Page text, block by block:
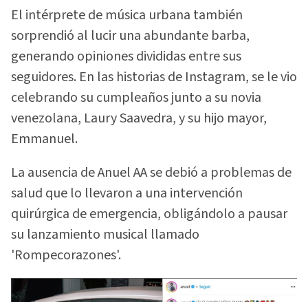
El intérprete de música urbana también
sorprendió al lucir una abundante barba,
generando opiniones divididas entre sus
seguidores. En las historias de Instagram, se le vio
celebrando su cumpleaños junto a su novia
venezolana, Laury Saavedra, y su hijo mayor,
Emmanuel.
La ausencia de Anuel AA se debió a problemas de
salud que lo llevaron a una intervención
quirúrgica de emergencia, obligándolo a pausar
su lanzamiento musical llamado
'Rompecorazones'.